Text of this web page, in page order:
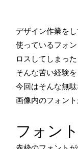
デザイン作業を
使っているフォ
ロスしてしまった
そんな苦い経験
今回はそんな無
画像内のフォン
フォン